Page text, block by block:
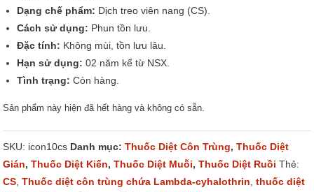
Dạng chế phẩm: Dịch treo viên nang (CS).
Cách sử dụng: Phun tồn lưu.
Đặc tính: Không mùi, tồn lưu lâu.
Hạn sử dụng: 02 năm kể từ NSX.
Tình trạng: Còn hàng.
Sản phẩm này hiện đã hết hàng và không có sẵn.
SKU: icon10cs Danh mục:Thuốc Diệt Côn Trùng,Thuốc Diệt
Gián,Thuốc Diệt Kiến,Thuốc Diệt Muỗi,Thuốc Diệt Ruồi Thẻ:
CS ,Thuốc diệt côn trùng chứa Lambda-cyhalothrin ,thuốc diệt